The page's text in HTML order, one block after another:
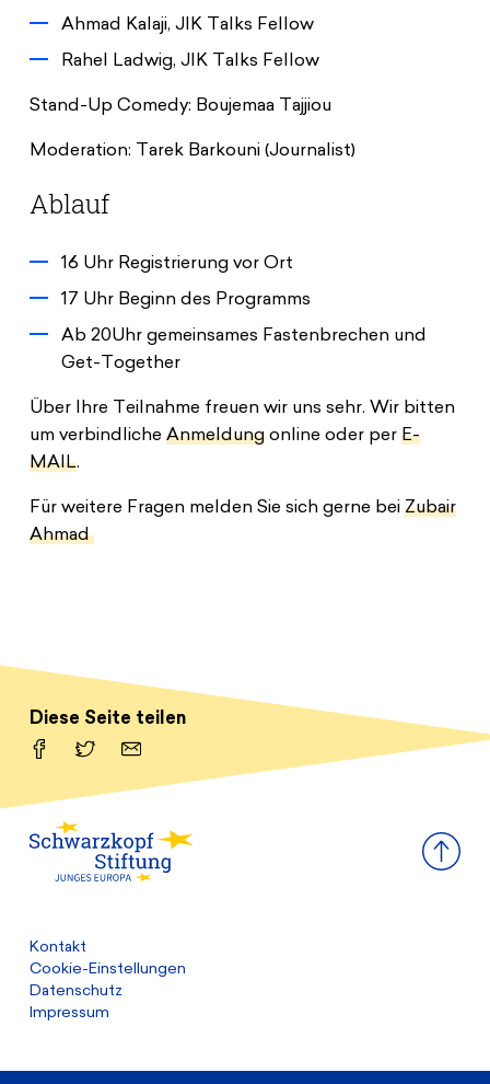
Ahmad Kalaji, JIK Talks Fellow
Rahel Ladwig, JIK Talks Fellow
Stand-Up Comedy: Boujemaa Tajjiou
Moderation: Tarek Barkouni (Journalist)
Ablauf
16 Uhr Registrierung vor Ort
17 Uhr Beginn des Programms
Ab 20Uhr gemeinsames Fastenbrechen und
Get-Together
Über Ihre Teilnahme freuen wir uns sehr. Wir bitten
um verbindliche Anmeldungonline oder per E-
MAIL.
Für weitere Fragen melden Sie sich gerne bei Zubair
Ahmad
Diese Seite teilen
Facebook
TwitterEmail
Kontakt
Cookie-Einstellungen
Datenschutz
Impressum